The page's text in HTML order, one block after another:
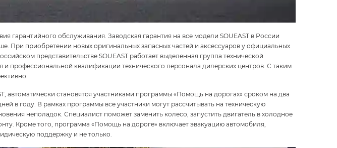
гарантийного обслуживания. Заводская гарантия на все модели SOUEAST в России
При приобретении новых оригинальных запасных частей и аксессуаров у официальных
представительстве SOUEAST работает выделенная группа технической
профессиональной квалификации технического персонала дилерских центров. С таким
автоматически становятся участниками программы «Помощь на дорогах» сроком на два
в году. В рамках программы все участники могут рассчитывать на техническую
неполадок. Специалист поможет заменить колесо, запустить двигатель в холодное
Кроме того, программа «Помощь на дороге» включает эвакуацию автомобиля,
поддержку и не только.